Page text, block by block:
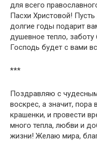
для всего
Пасхи Христовой!
долгие годы подарит
душевное тепло,
Господь будет с вами
***
Поздравляю с
воскрес, а значит, пора
крашенки, и провести
много тепла, любви и
жизни! Желаю мира,